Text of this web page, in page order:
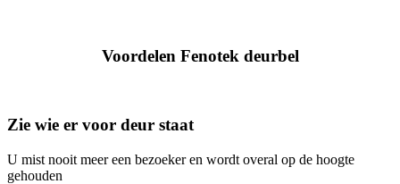
Voordelen Fenotek deurbel
Zie wie er voor deur staat
U mist nooit meer een bezoeker en wordt overal op de hoogte
gehouden